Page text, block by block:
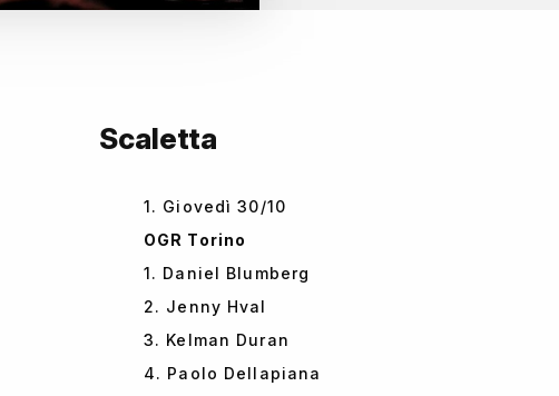
Scaletta
1. Giovedì 30/10
OGR Torino
1. Daniel Blumberg
2. Jenny Hval
3. Kelman Duran
4. Paolo Dellapiana